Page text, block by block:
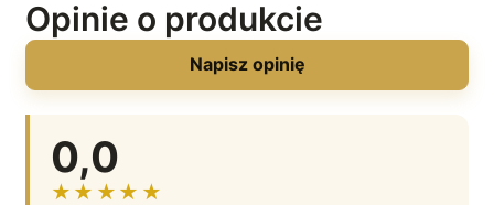
Opinie o produkcie
Napisz opinię
0,0
★★★★★